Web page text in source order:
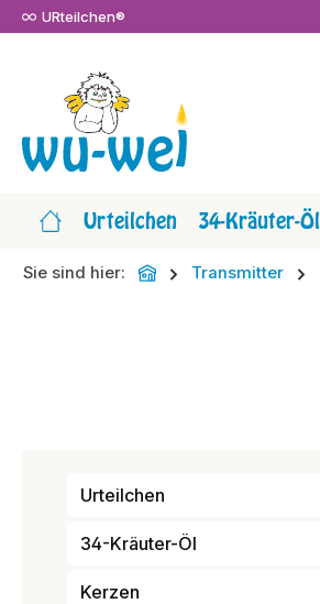
Hauptinhalt springen
Zur Suche springen
Zur Hauptnavigation springen
URteilchen®
Urteilchen 34-Kräuter-Öl
Sie sind hier: Transmitter
Urteilchen
34-Kräuter-Öl
Kerzen